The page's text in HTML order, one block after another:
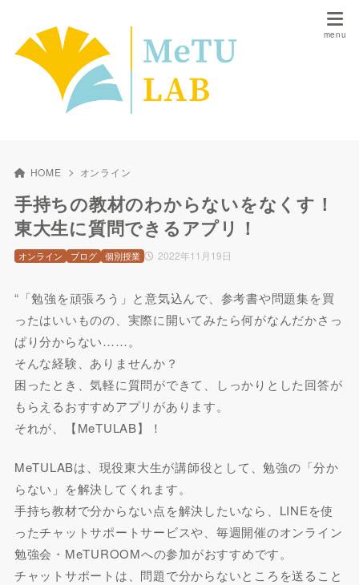
HOME オンライン
手持ちの教材のわからないをなくす！
東大生に質問できるアプリ！
2022年11月19日
オンライン ブログ 個別授業
“「勉強を頑張ろう」と意気込んで、参考書や問題集を買
ったはいいものの、実際に開いてみたら何がなんだかさっ
ぱり分からない……。
そんな経験、ありませんか？
困ったとき、気軽に質問ができて、しっかりとした回答が
もらえるおすすめアプリがあります。
それが、【MeTULAB】！
MeTULABは、現役東大生が講師役として、勉強の「分か
らない」を解決してくれます。
手持ち教材で分からない点を解決したいなら、LINEを使
ったチャットサポートサービスや、毎週開催のオンライン
勉強会・MeTUROOMへの参加がおすすめです。
チャットサポートは、問題で分からないところを送ること